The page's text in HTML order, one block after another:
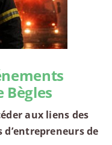
aux liens des
de